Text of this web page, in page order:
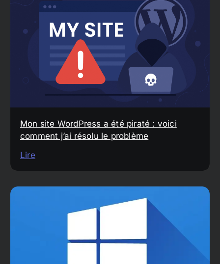
Mon site WordPress a été piraté : voici
comment j’ai résolu le problème
Lire